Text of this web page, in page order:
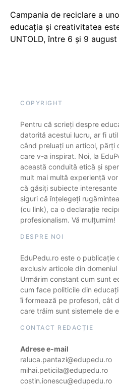
Campania de reciclare a
educația și creativitatea
UNTOLD, între 6 și 9 august
COPYRIGHT
Pentru că scrieți despre
datorită acestui lucru, ar fi
când preluați un articol, părți
care v-a inspirat. Noi, la
această conduită etică și
mult mai multă experiență
că găsiți subiecte
siguri că înțelegeți
(cu link), ca o declarație
profesionalism. Vă mulțumim!
DESPRE NOI
EduPedu.ro este o publicație
exclusiv articole din
Urmărim constant cum sunt
cum face politicile din
îi formează pe profesori, cât
care trăim sunt sistemele de
CONTACT REDACȚIE
Adrese e-mail
raluca.pantazi@edupedu.ro
mihai.peticila@edupedu.ro
costin.ionescu@edupedu.ro